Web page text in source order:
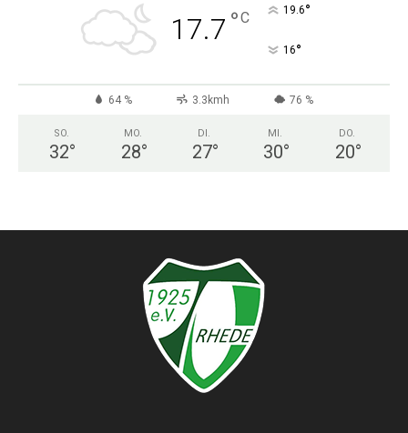
17.7 °C 19.6°
16°
64 % 3.3kmh 76 %
SO.
32°
MO.
28°
DI.
27°
MI.
30°
DO.
20°